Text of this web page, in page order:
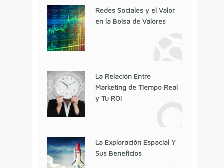
Redes Sociales y el Valor
en la Bolsa de Valores
La Relación Entre
Marketing de Tiempo Real
y Tu ROI
La Exploración Espacial Y
Sus Beneficios